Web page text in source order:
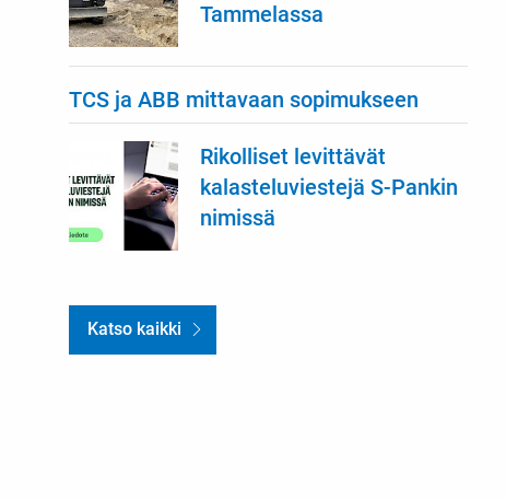
Tammelassa
TCS ja ABB mittavaan sopimukseen
Rikolliset levittävät
kalasteluviestejä S-Pankin
nimissä
Katso kaikki